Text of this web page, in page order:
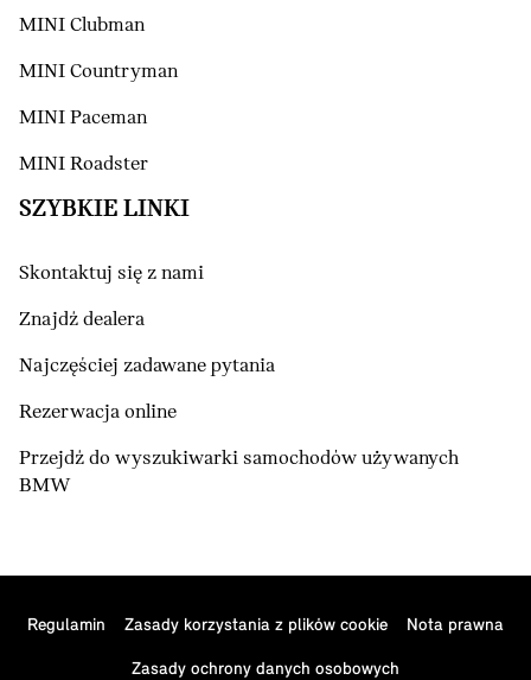
MINI Clubman
MINI Countryman
MINI Paceman
MINI Roadster
SZYBKIE LINKI
Skontaktuj się z nami
Znajdź dealera
Najczęściej zadawane pytania
Rezerwacja online
Przejdź do wyszukiwarki samochodów używanych
BMW
Regulamin Zasady korzystania z plików cookie Nota prawna
Zasady ochrony danych osobowych